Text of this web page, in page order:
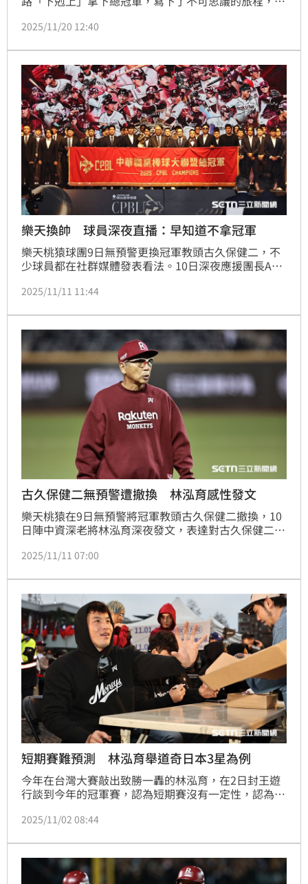
用坦然的心態面對例行賽，在季後賽更高喊是「來玩
今年中職賽季的最大黑馬。
2025/11/20 12:40
樂天換帥 球員深夜直播：早知道不拿冠軍
樂天桃猿球團9日無預警更換冠軍教頭古久保健二，不
少球員都在社群媒體發表看法。10日深夜應援團長ABY
長林立還開玩笑代替古久保發言，表示「早知道不要拿
就沒這些事啦」看得出來對球團換帥的決定感到不解。
2025/11/11 11:44
古久保健二無預警遭撤換 林泓育感性發文
樂天桃猿在9日無預警將冠軍教頭古久保健二撤換，10
日陣中資深老將林泓育深夜發文，表達對古久保健二的
二的感謝。
2025/11/11 07:00
短期賽難預測 林泓育舉道奇日本3星為例
今年在台灣大賽敲出致勝一轟的林泓育，在2日封王遊
行談到今年的冠軍賽，認為短期賽沒有一定性，認為大
今年帶領球隊，表示需要有成績才會讓人信服。
2025/11/02 08:44